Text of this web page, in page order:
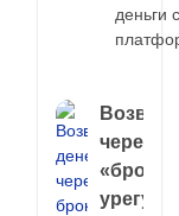
деньги с
через